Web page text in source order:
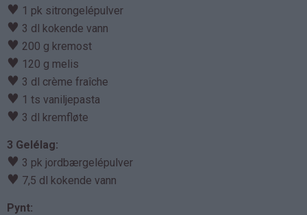
♥ 1 pk sitrongelépulver
♥ 3 dl kokende vann
♥ 200 g kremost
♥ 120 g melis
♥ 3 dl crème fraîche
♥ 1 ts vaniljepasta
♥ 3 dl kremfløte
3 Gelélag:
♥ 3 pk jordbærgelépulver
♥ 7,5 dl kokende vann
Pynt: